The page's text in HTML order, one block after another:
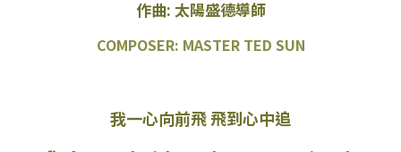
作曲: 太陽盛德導師
COMPOSER: MASTER TED SUN
我一心向前飛 飛到心中追